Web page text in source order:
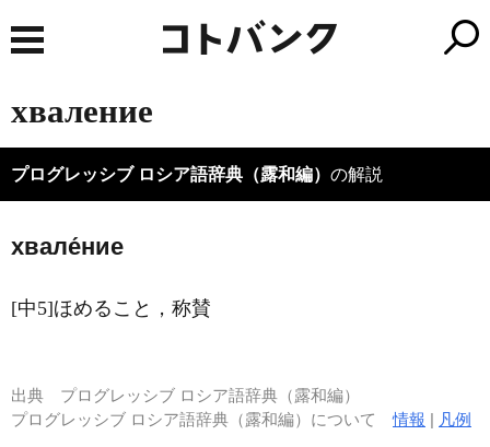
хваление
プログレッシブ ロシア語辞典（露和編） の解説
хвале́ние
[中5]ほめること，称賛
出典 プログレッシブ ロシア語辞典（露和編）
プログレッシブ ロシア語辞典（露和編）について情報 | 凡例